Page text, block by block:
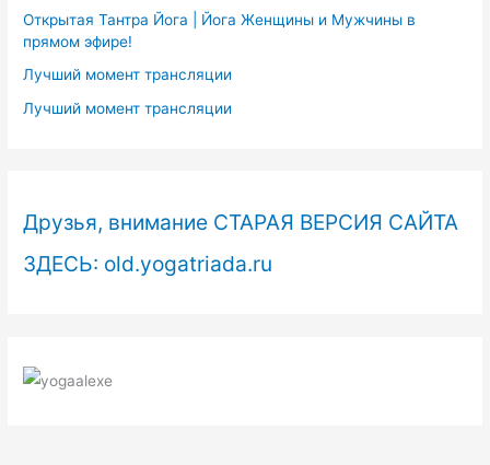
Открытая Тантра Йога | Йога Женщины и Мужчины в
прямом эфире!
Лучший момент трансляции
Лучший момент трансляции
Друзья, внимание СТАРАЯ ВЕРСИЯ САЙТА
ЗДЕСЬ: old.yogatriada.ru